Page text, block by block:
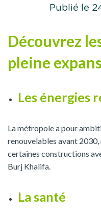
Publié le
Découvrez
pleine
Les énergies
La métropole a pour
renouvelables avant
certaines constructions
Burj Khalifa.
La santé